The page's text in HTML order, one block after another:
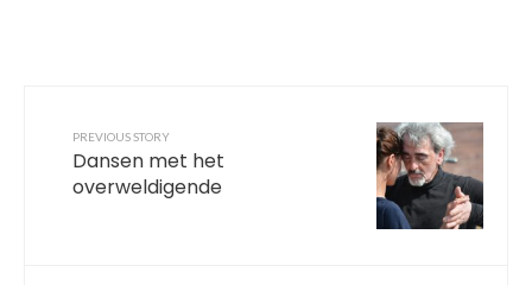
PREVIOUS STORY
Dansen met het
overweldigende